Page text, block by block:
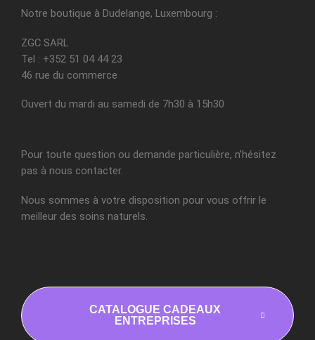
Notre boutique à Dudelange, Luxembourg :
ZGC SARL
Tel : +352 51 04 44 23
46 rue du commerce
Ouvert du mardi au samedi de 7h30 à 15h30
Pour toute question ou demande particulière, n’hésitez
pas à nous contacter.
Nous sommes à votre disposition pour vous offrir le
meilleur des soins naturels.
CATALOGUE CADEAUX
ENTREPRISES